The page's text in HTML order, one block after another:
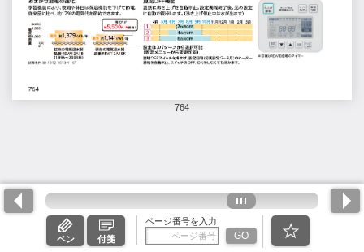
764
ペン 付箋
ページ番号を入力
GO